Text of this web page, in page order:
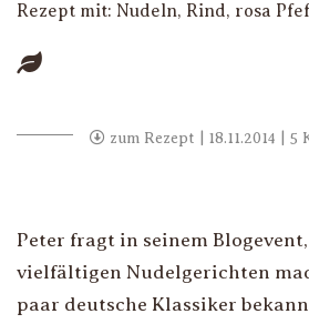
Rezept mit: Nudeln, Rind, rosa
zum Rezept | 18.11.2014 |
Peter fragt in seinem
vielfältigen Nudelgerichten
paar deutsche Klassiker